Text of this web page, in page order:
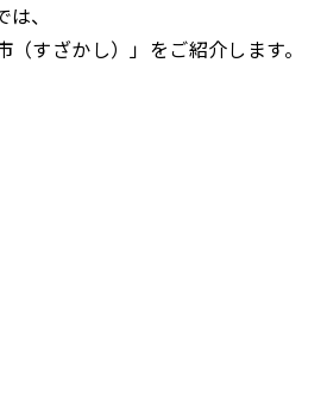
、
（すざかし）」をご紹介します。